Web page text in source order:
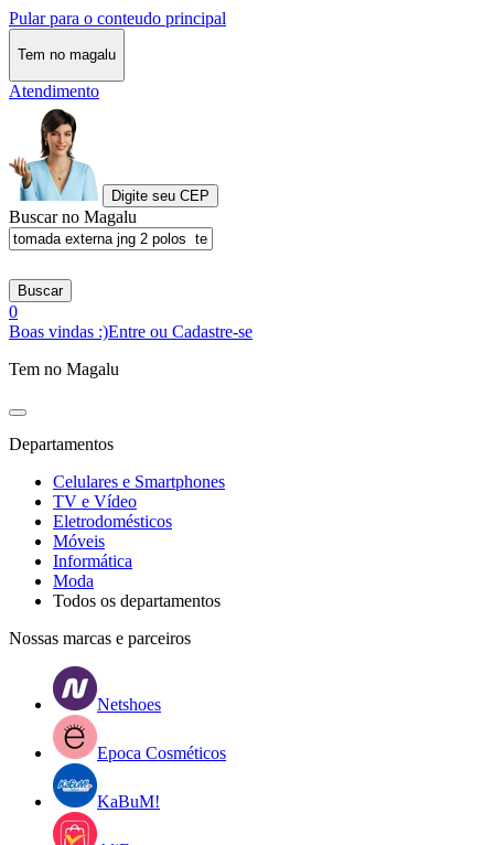
Pular para o conteudo principal
Tem no magalu
Atendimento
Digite seu CEP
Buscar no Magalu
Buscar
0
Boas vindas :)Entre ou Cadastre-se
Tem no Magalu
Departamentos
Celulares e Smartphones
TV e Vídeo
Eletrodomésticos
Móveis
Informática
Moda
Todos os departamentos
Nossas marcas e parceiros
Netshoes
Epoca Cosméticos
KaBuM!